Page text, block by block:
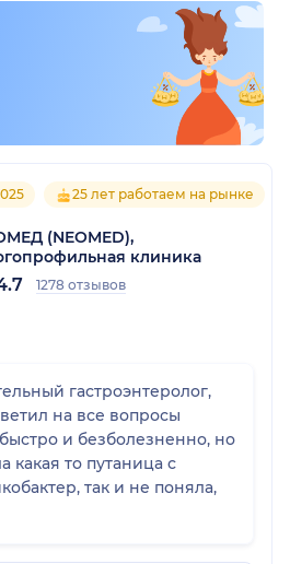
25 лет работаем на рынке
(NEOMED),
клиника
1278 отзывов
гастроэнтеролог,
на все вопросы
и безболезненно, но
какая то путаница с
так и не поняла,